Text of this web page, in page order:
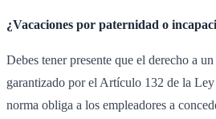
¿Vacaciones por paternidad o
Debes tener presente que el derecho a
garantizado por el Artículo 132 de la
norma obliga a los empleadores a